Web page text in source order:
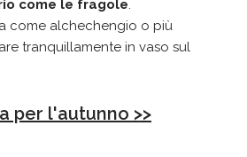
come le fragole.
come alchechengio o più
tranquillamente in vaso sul
per l'autunno >>